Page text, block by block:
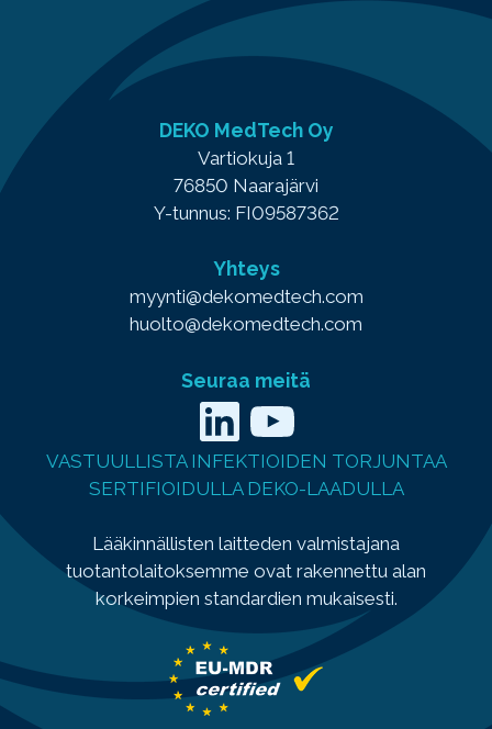
DEKO MedTech Oy
Vartiokuja 1
76850 Naarajärvi
Y-tunnus: FI09587362
Yhteys
myynti@dekomedtech.com
huolto@dekomedtech.com
Seuraa meitä
LinkedIn YouTube
VASTUULLISTA INFEKTIOIDEN TORJUNTAA
SERTIFIOIDULLA DEKO-LAADULLA
Lääkinnällisten laitteden valmistajana
tuotantolaitoksemme ovat rakennettu alan
korkeimpien standardien mukaisesti.